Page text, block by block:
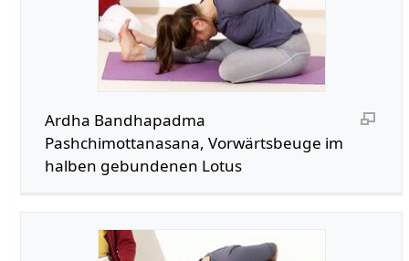
Ardha Bandhapadma
Pashchimottanasana, Vorwärtsbeuge im
halben gebundenen Lotus